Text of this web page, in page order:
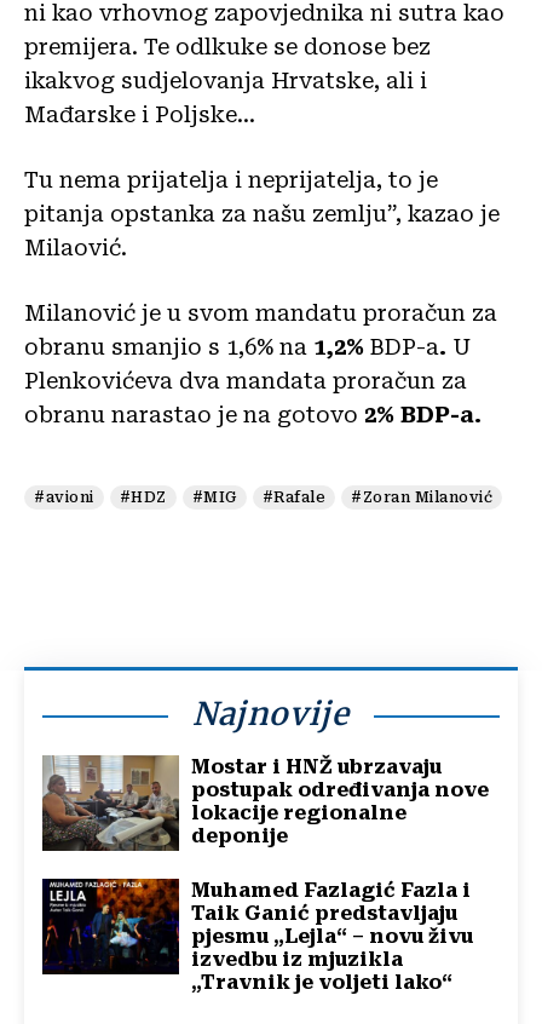
ni kao vrhovnog zapovjednika ni sutra kao
premijera. Te odlkuke se donose bez
ikakvog sudjelovanja Hrvatske, ali i
Mađarske i Poljske…
Tu nema prijatelja i neprijatelja, to je
pitanja opstanka za našu zemlju”, kazao je
Milaović.
Milanović je u svom mandatu proračun za
obranu smanjio s 1,6% na 1,2% BDP-a. U
Plenkovićeva dva mandata proračun za
obranu narastao je na gotovo 2% BDP-a.
#avioni #HDZ #MIG #Rafale #Zoran Milanović
Najnovije
Mostar i HNŽ ubrzavaju
postupak određivanja nove
lokacije regionalne
deponije
Muhamed Fazlagić Fazla i
Taik Ganić predstavljaju
pjesmu „Lejla“ – novu živu
izvedbu iz mjuzikla
„Travnik je voljeti lako“